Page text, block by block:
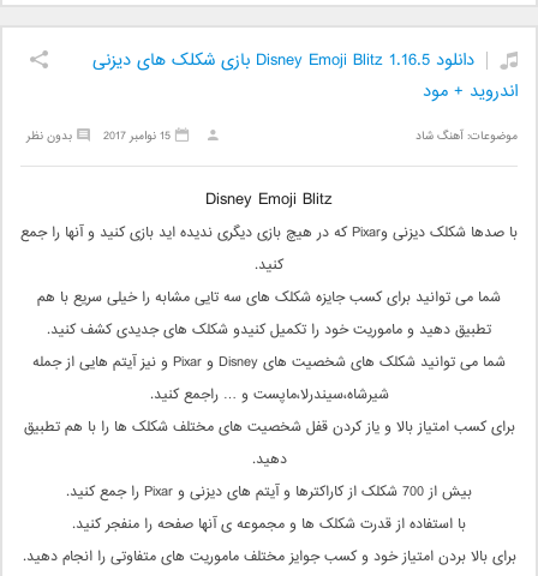
دانلود Disney Emoji Blitz 1.16.5 بازی شکلک های دیزنی
اندروید + مود
موضوعات:آهنگ شاد بدون نظر 15 نوامبر 2017
Disney Emoji Blitz
با صدها شکلک دیزنی وPixar که در هیچ بازی دیگری ندیده اید بازی کنید و آنها را جمع
کنید.
شما می توانید برای کسب جایزه شکلک های سه تایی مشابه را خیلی سریع با هم
تطبیق دهید و ماموریت خود را تکمیل کنیدو شکلک های جدیدی کشف کنید.
شما می توانید شکلک های شخصیت های Disney و Pixar و نیز آیتم هایی از جمله
شیرشاه،سیندرلا،ماپست و … راجمع کنید.
برای کسب امتیاز بالا و یاز کردن قفل شخصیت های مختلف شکلک ها را با هم تطبیق
دهید.
بیش از 700 شکلک از کاراکترها و آیتم های دیزنی و Pixar را جمع کنید.
با استفاده از قدرت شکلک ها و مجموعه ی آنها صفحه را منفجر کنید.
برای بالا بردن امتیاز خود و کسب جوایز مختلف ماموریت های متفاوتی را انجام دهید.